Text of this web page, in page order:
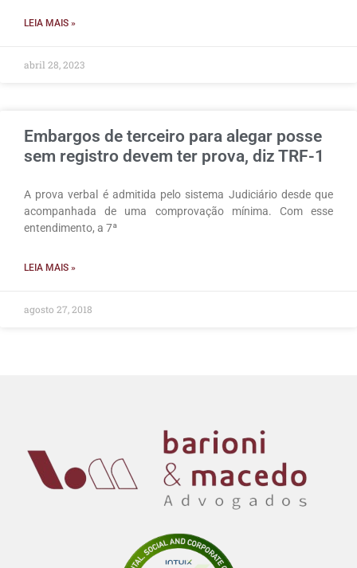
LEIA MAIS »
abril 28, 2023
Embargos de terceiro para alegar posse
sem registro devem ter prova, diz TRF-1
A prova verbal é admitida pelo sistema Judiciário desde que
acompanhada de uma comprovação mínima. Com esse
entendimento, a 7ª
LEIA MAIS »
agosto 27, 2018